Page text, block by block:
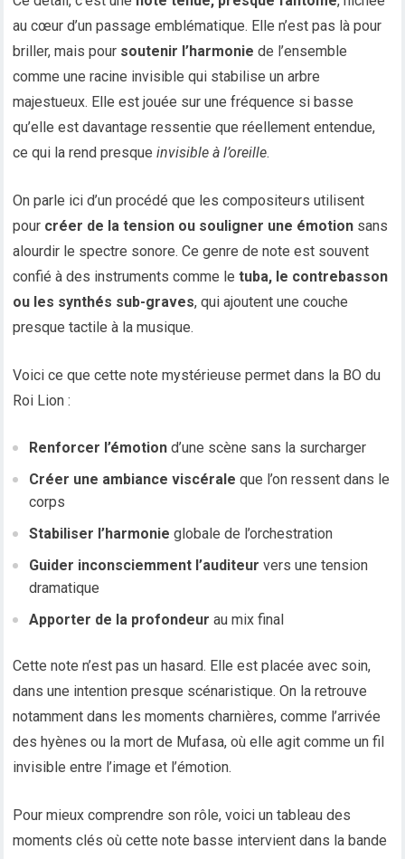
au cœur d’un passage emblématique. Elle n’est pas là pour
briller, mais pour soutenir l’harmonie de l’ensemble
comme une racine invisible qui stabilise un arbre
majestueux. Elle est jouée sur une fréquence si basse
qu’elle est davantage ressentie que réellement entendue,
ce qui la rend presqueinvisible à l’oreille.
On parle ici d’un procédé que les compositeurs utilisent
pour créer de la tension ou souligner une émotion sans
alourdir le spectre sonore. Ce genre de note est souvent
confié à des instruments comme letuba, le contrebasson
ou les synthés sub-graves, qui ajoutent une couche
presque tactile à la musique.
Voici ce que cette note mystérieuse permet dans la BO du
Roi Lion :
Renforcer l’émotion d’une scène sans la surcharger
Créer une ambiance viscérale que l’on ressent dans le
corps
Stabiliser l’harmonie globale de l’orchestration
Guider inconsciemment l’auditeur vers une tension
dramatique
Apporter de la profondeur au mix final
Cette note n’est pas un hasard. Elle est placée avec soin,
dans une intention presque scénaristique. On la retrouve
notamment dans les moments charnières, comme l’arrivée
des hyènes ou la mort de Mufasa, où elle agit comme un fil
invisible entre l’image et l’émotion.
Pour mieux comprendre son rôle, voici un tableau des
moments clés où cette note basse intervient dans la bande